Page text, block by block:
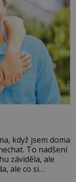
když jsem doma
To nadšení
záviděla, ale
ale co si